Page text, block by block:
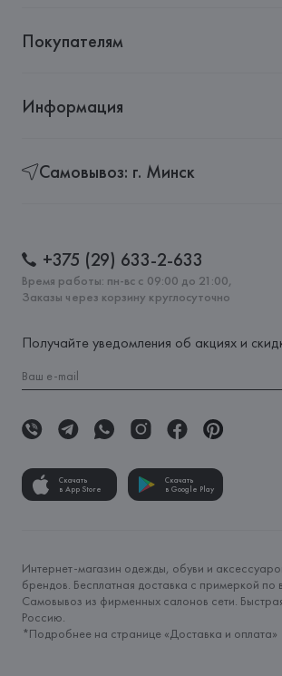
Покупателям
Информация
Самовывоз: г. Минск
+375 (29) 633-2-633
Время работы: пн-вс с 09:00 до 21:00,
Заказы через корзину круглосуточно
Получайте уведомления об акциях и
Скачать
в App Store
Скачать
в Google Play
Интернет-магазин одежды, обуви и
брендов. Бесплатная доставка с примеркой по
Самовывоз из фирменных салонов сети.
Россию.
*Подробнее на странице «Доставка и оплата»